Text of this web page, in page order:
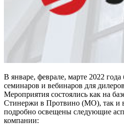
В январе, феврале, марте 2022
семинаров и вебинаров для
Мероприятия состоялись как на
Стинержи в Протвино (МО), так и
подробно освещены следующие
компании: